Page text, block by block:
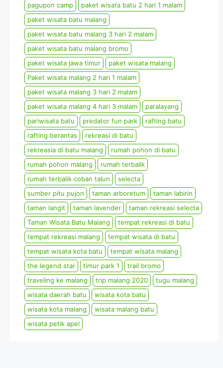
pagupon camp
paket wisata batu 2 hari 1 malam
paket wisata batu malang
paket wisata batu malang 3 hari 2 malam
paket wisata batu malang bromo
paket wisata jawa timur
paket wisata malang
Paket wisata malang 2 hari 1 malam
paket wisata malang 3 hari 2 malam
paket wisata malang 4 hari 3 malam
paralayang
pariwisata batu
predator fun park
rafting batu
rafting berantas
rekreasi di batu
rekreasia di batu malang
rumah pohon di batu
rumah pohon malang
rumah terbalik
rumah terbalik coban talun
selecta
sumber pitu pujon
taman arboretum
taman labirin
taman langit
taman lavender
taman rekreasi selecta
Taman Wisata Batu Malang
tempat rekreasi di batu
tempat rekreasi malang
tempat wisata di batu
tempat wisata kota batu
tempat wisata malang
the legend star
timur park 1
trail bromo
traveling ke malang
trip malang 2020
tugu malang
wisata daerah batu
wisata kota batu
wisata kota malang
wisata malang batu
wisata petik apel